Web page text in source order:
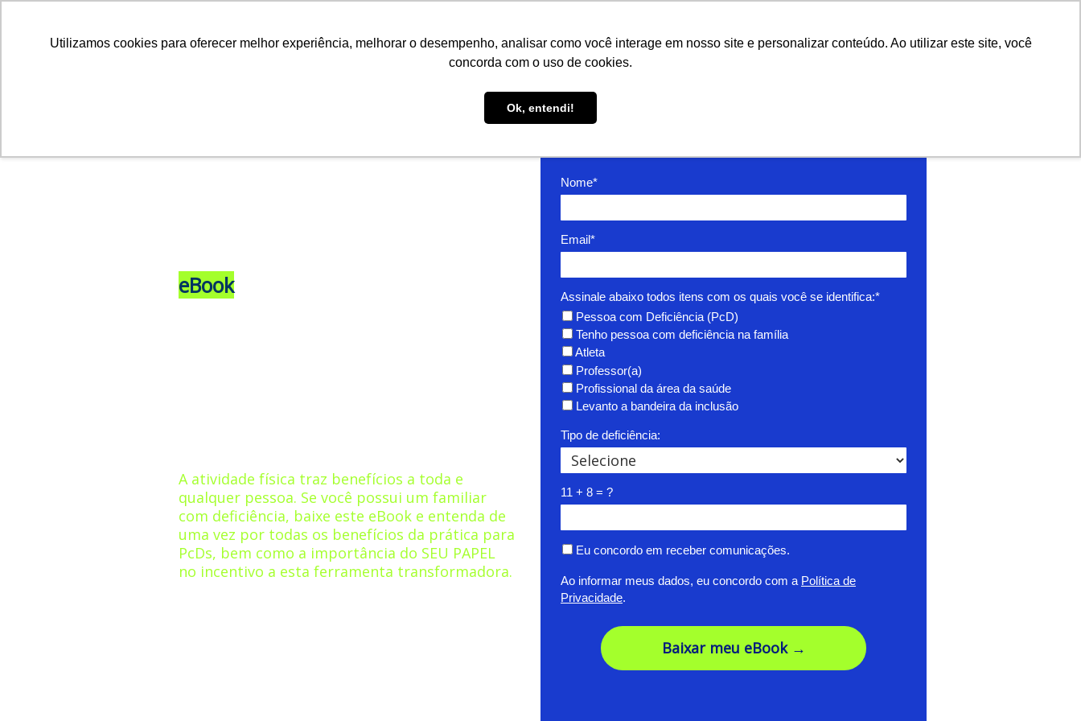
Utilizamos cookies para oferecer melhor experiência, melhorar o desempenho, analisar como você interage em nosso site e personalizar conteúdo. Ao utilizar este site, você
concorda com o uso de cookies.
Ok, entendi!
eBook
A atividade física traz benefícios a toda e
qualquer pessoa. Se você possui um familiar
com deficiência, baixe este eBook e entenda de
uma vez por todas os benefícios da prática para
PcDs, bem como a importância do SEU PAPEL
no incentivo a esta ferramenta transformadora.
Nome*
Email*
Assinale abaixo todos itens com os quais você se identifica:*
Pessoa com Deficiência (PcD)
Tenho pessoa com deficiência na família
Atleta
Professor(a)
Profissional da área da saúde
Levanto a bandeira da inclusão
Tipo de deficiência:
11 + 8 = ?
Eu concordo em receber comunicações.
Ao informar meus dados, eu concordo com a Política de
Privacidade.
Baixar meu eBook →